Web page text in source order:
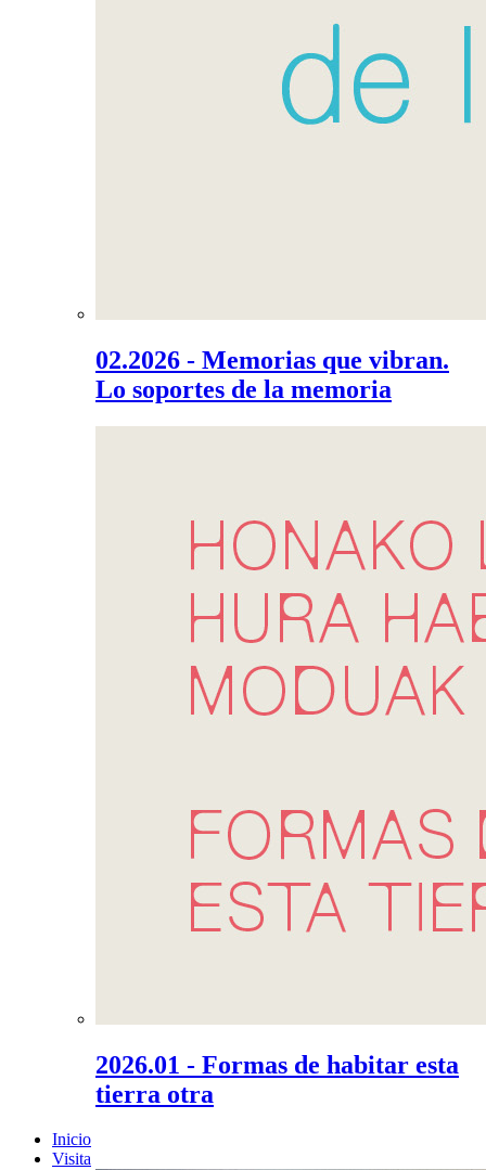
02.2026 - Memorias que vibran.
Lo soportes de la memoria
2026.01 - Formas de habitar esta
tierra otra
Inicio
Visita